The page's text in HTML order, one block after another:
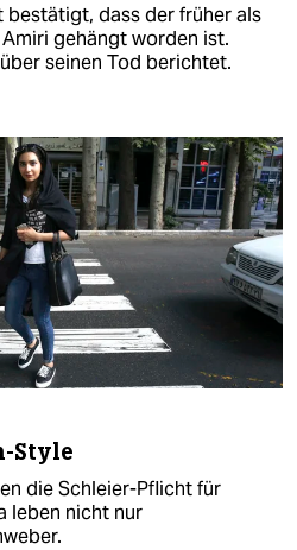
bestätigt, dass der früher als
gehängt worden ist.
seinen Tod berichtet.
Style
die Schleier-Pflicht für
leben nicht nur